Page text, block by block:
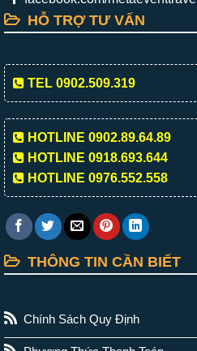
HỖ TRỢ TƯ VẤN
TEL 0902.509.319
HOTLINE 0902.89.64.89
HOTLINE 0918.693.644
HOTLINE 0976.552.558
THÔNG TIN CẦN BIẾT
Chính Sách Quy Định